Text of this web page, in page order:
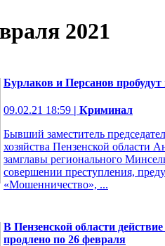
2021
Бурлаков и Персанов
09.02.21 18:59 | Криминал
Бывший заместитель
хозяйства Пензенской области
замглавы регионального
совершении преступления,
«Мошенничество», ...
В Пензенской области
продлено по 26 февраля